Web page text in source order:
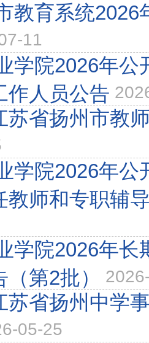
教育系统2026
11
学院2026年公
作人员公告
苏省扬州市教
学院2026年公
教师和专职辅
学院2026年长
第2批）
苏省扬州中学
05-25